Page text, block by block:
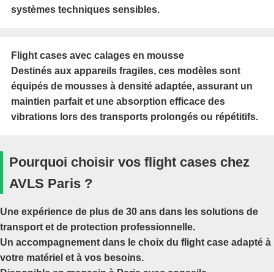
systèmes techniques sensibles.
Flight cases avec calages en mousse
Destinés aux appareils fragiles, ces modèles sont
équipés de mousses à densité adaptée, assurant un
maintien parfait et une absorption efficace des
vibrations lors des transports prolongés ou répétitifs.
Pourquoi choisir vos flight cases chez
AVLS Paris ?
Une expérience de plus de 30 ans dans les solutions de
transport et de protection professionnelle.
Un accompagnement dans le choix du flight case adapté à
votre matériel et à vos besoins.